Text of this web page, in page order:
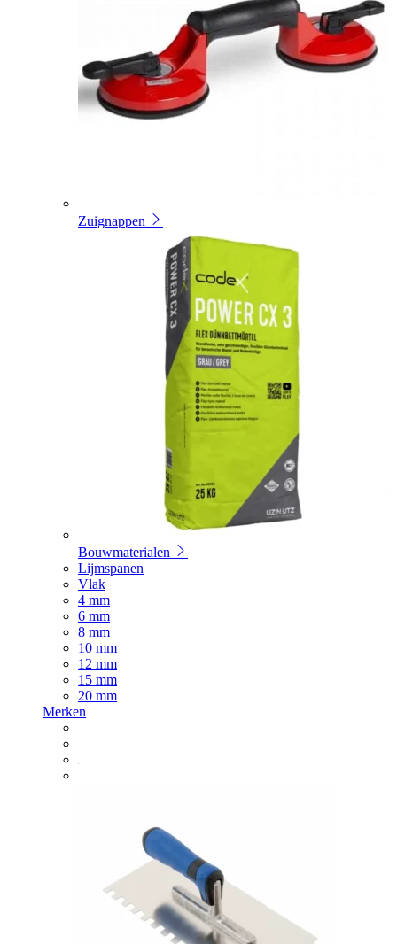
Zuignappen
Bouwmaterialen
Lijmspanen
Vlak
4 mm
6 mm
8 mm
10 mm
12 mm
15 mm
20 mm
Merken